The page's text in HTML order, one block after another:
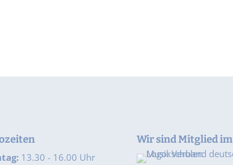
13.30 - 16.00 Uhr
Wir sind Mitglied im